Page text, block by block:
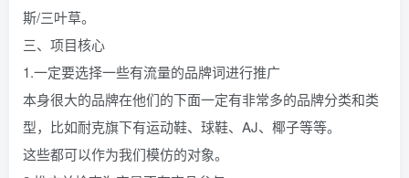
斯/三叶草。
三、项目核心
1.一定要选择一些有流量的品牌词进行推广
本身很大的品牌在他们的下面一定有非常多的品牌分类和类
型，比如耐克旗下有运动鞋、球鞋、AJ、椰子等等。
这些都可以作为我们模仿的对象。